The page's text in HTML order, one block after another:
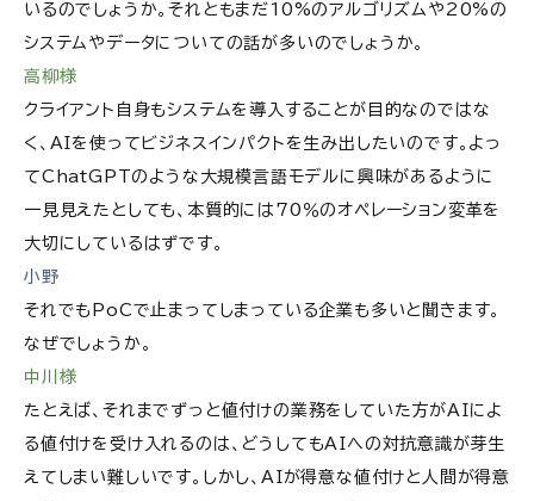
いるのでしょうか。それともまだ10%のアルゴリズムや20%の
システムやデータについての話が多いのでしょうか。
高柳様
クライアント自身もシステムを導入することが目的なのではな
く、AIを使ってビジネスインパクトを生み出したいのです。よっ
てChatGPTのような大規模言語モデルに興味があるように
一見見えたとしても、本質的には70％のオペレーション変革を
大切にしているはずです。
小野
それでもPoCで止まってしまっている企業も多いと聞きます。
なぜでしょうか。
中川様
たとえば、それまでずっと値付けの業務をしていた方がAIによ
る値付けを受け入れるのは、どうしてもAIへの対抗意識が芽生
えてしまい難しいです。しかし、AIが得意な値付けと人間が得意